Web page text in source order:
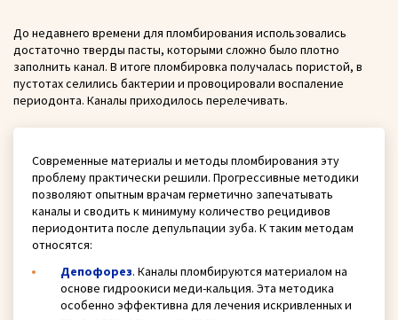
До недавнего времени для пломбирования использовались
достаточно тверды пасты, которыми сложно было плотно
заполнить канал. В итоге пломбировка получалась пористой, в
пустотах селились бактерии и провоцировали воспаление
периодонта. Каналы приходилось перелечивать.
Современные материалы и методы пломбирования эту
проблему практически решили. Прогрессивные методики
позволяют опытным врачам герметично запечатывать
каналы и сводить к минимуму количество рецидивов
периодонтита после депульпации зуба. К таким методам
относятся:
Депофорез. Каналы пломбируются материалом на
основе гидроокиси меди-кальция. Эта методика
особенно эффективна для лечения искривленных и